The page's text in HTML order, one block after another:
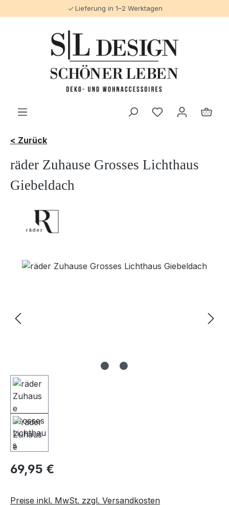
Lieferung in 1–2 Werktagen
< Zurück
räder Zuhause Grosses Lichthaus
Giebeldach
Bildergalerie überspringen
69,95 €
Preise inkl. MwSt. zzgl. Versandkosten